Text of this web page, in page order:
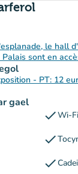
le hall
sont en
- PT: 12
gael
checkWi-Fi
check
check